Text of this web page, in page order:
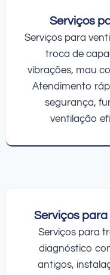
Serviços
Serviços para
troca de
vibrações, mau
Atendimento
segurança,
ventilação
Serviços
Serviços para
diagnóstico
antigos,